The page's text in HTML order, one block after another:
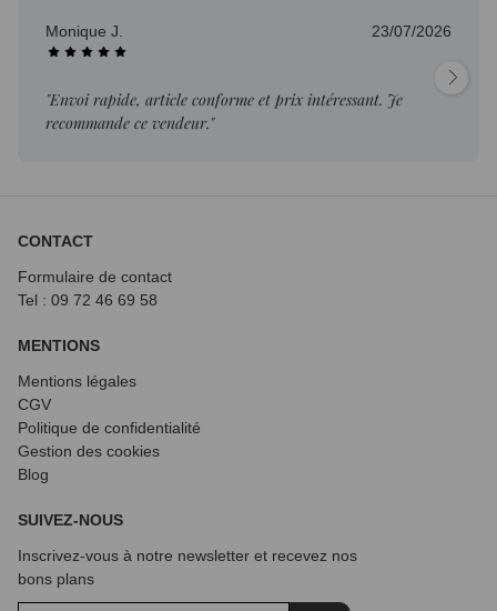
Monique J. 23/07/2026
"Envoi rapide, article conforme et prix intéressant. Je
recommande ce vendeur."
CONTACT
Formulaire de contact
Tel : 09 72 46 69 58
MENTIONS
Mentions légales
CGV
Politique de confidentialité
Gestion des cookies
Blog
SUIVEZ-NOUS
Inscrivez-vous à notre newsletter et recevez nos
bons plans